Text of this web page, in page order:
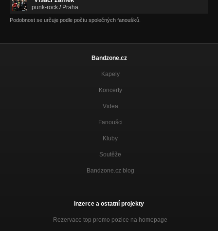
punk-rock / Praha
Podobnost se určuje podle počtu společných fanoušků.
Bandzone.cz
Kapely
Koncerty
Videa
Fanoušci
Kluby
Soutěže
Bandzone.cz blog
Inzerce a ostatní projekty
Rezervace top promo pozice na homepage